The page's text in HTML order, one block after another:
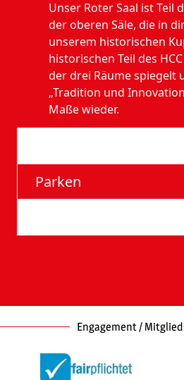
Unser Roter Saal ist Teil
der oberen Säle, die in
unserem historischen
historischen Teil des
der drei Räume spiegelt
„Tradition und
Maße wieder.
Parken
Engagement /